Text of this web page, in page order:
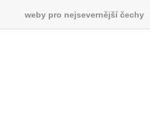
weby pro nejsevernější čechy